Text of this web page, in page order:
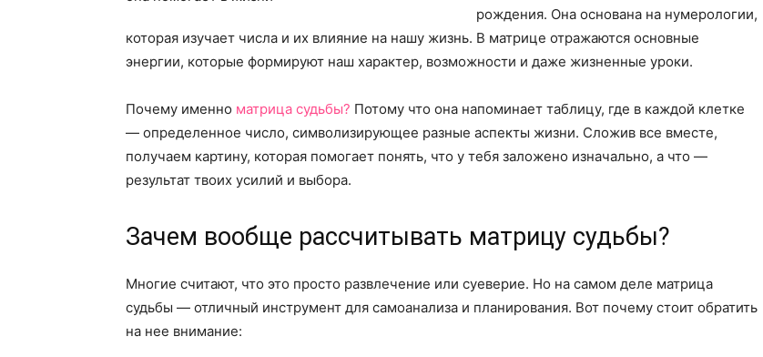
рождения. Она основана на нумерологии,
которая изучает числа и их влияние на нашу жизнь. В матрице отражаются основные
энергии, которые формируют наш характер, возможности и даже жизненные уроки.
Почему именно матрица судьбы? Потому что она напоминает таблицу, где в каждой клетке
— определенное число, символизирующее разные аспекты жизни. Сложив все вместе,
получаем картину, которая помогает понять, что у тебя заложено изначально, а что —
результат твоих усилий и выбора.
Зачем вообще рассчитывать матрицу судьбы?
Многие считают, что это просто развлечение или суеверие. Но на самом деле матрица
судьбы — отличный инструмент для самоанализа и планирования. Вот почему стоит обратить
на нее внимание: